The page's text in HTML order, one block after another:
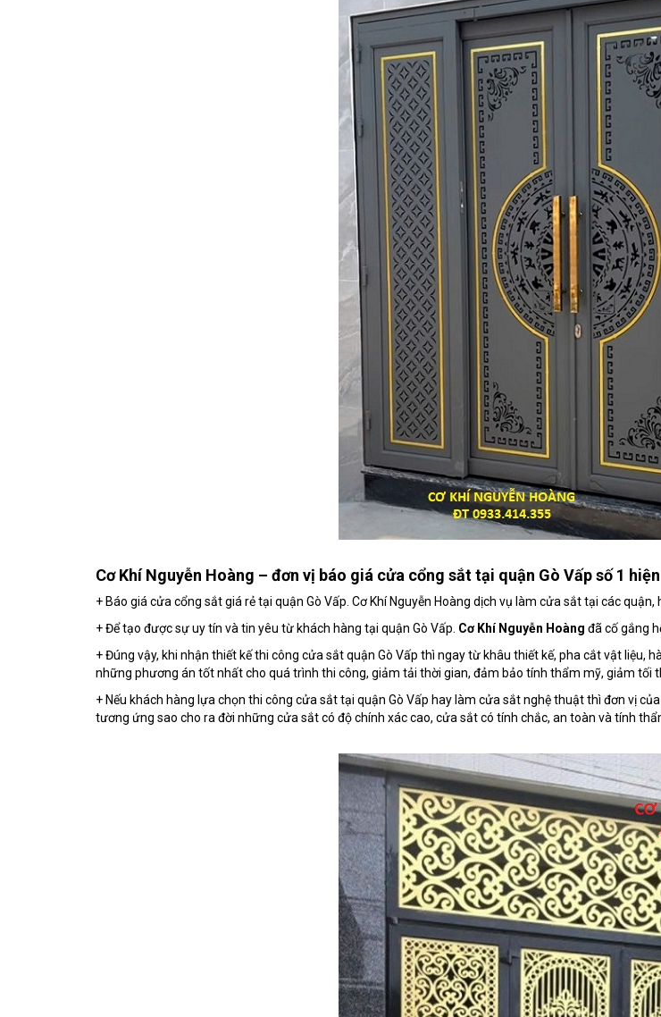
Cơ Khí Nguyễn Hoàng – đơn vị báo giá cửa cổng sắt tại quận Gò Vấp số 1
+ Báo giá cửa cổng sắt giá rẻ tại quận Gò Vấp. Cơ Khí Nguyễn Hoàng dịch vụ làm cửa sắt tại các
+ Để tạo được sự uy tín và tin yêu từ khách hàng tại quận Gò Vấp. Cơ Khí Nguyễn Hoàng đã cố gắng
+ Đúng vậy, khi nhận thiết kế thi công cửa sắt quận Gò Vấp thì ngay từ khâu thiết kế, pha cắt vật liệu,
những phương án tốt nhất cho quá trình thi công, giảm tải thời gian, đảm bảo tính thẩm mỹ, giảm tối
+ Nếu khách hàng lựa chọn thi công cửa sắt tại quận Gò Vấp hay làm cửa sắt nghệ thuật thì đơn vị
tương ứng sao cho ra đời những cửa sắt có độ chính xác cao, cửa sắt có tính chắc, an toàn và tính